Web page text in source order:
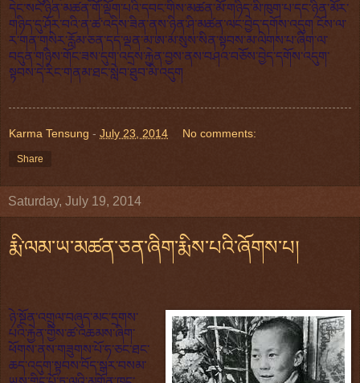
དེང་སང་ཉིན་མཚན་གོ་ལྡོག་པའི་དབང་གིས་མཚན་མོ་གཉིད་མི་ཁུག་པ་དང་ཉིན་མོར་
གཉིད་དུ་ཤོར་བའི་ན་ཚ་འདིས་ཟིན་ནས་ཉིན་ཤི་མཚན་ལང་བྱེད་དགོས་འདུག ངོས་ལ་
ར་གན་གསེར་རློམ་ཅན་དད་ལྡན་མ་ཨ་མ་སུས་སིན་སྟབས་མ་ལེགས་པ་ཞིག་ལ་
བདུན་གཉིས་གོང་ཟས་དུག་འདྲས་རྐྱེན་བྱས་ནས་བཤའ་བཅོས་བྱེད་དགོས་འདུག་
སྟབས་དེ་རིང་གནམ་ཐང་སླེབ་ཐུབ་མི་འདུག
Karma Tensung - July 23, 2014 No comments:
Share
Saturday, July 19, 2014
རྨི་ལམ་ཡ་མཚན་ཅན་ཞིག་རྨིས་པའི་ཞོགས་པ།
ཉེ་སྔོན་འགྲུལ་བཞུད་མང་དྲགས་
པའི་རྐྱེན་གྱིས་ཚ་འཆམས་ཞིག་
ཕོགས་ནས་གཟུགས་པོ་ཧ་ཅང་ཐང་
ཆད་འདུག་སྟབས་བོད་སྒར་བསམ་